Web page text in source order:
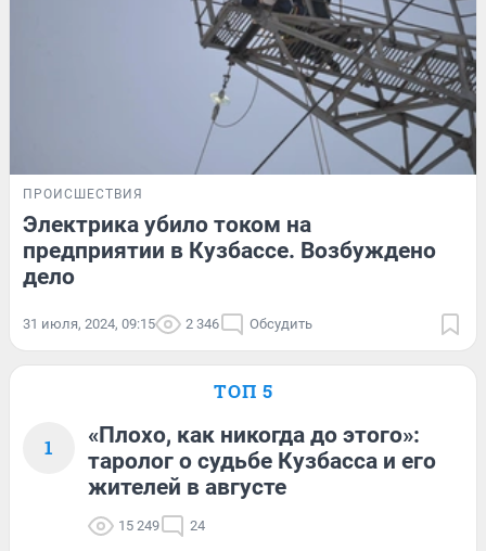
ПРОИСШЕСТВИЯ
Электрика убило током на
предприятии в Кузбассе. Возбуждено
дело
31 июля, 2024, 09:15 2 346 Обсудить
ТОП 5
1
«Плохо, как никогда до этого»:
таролог о судьбе Кузбасса и его
жителей в августе
15 249 24